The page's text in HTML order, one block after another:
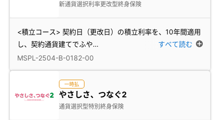
新通貨選択利率更改型終身保険
<積立コース> 契約日（更改日）の積立利率を、10年間適用
し、契約通貨建てでふや…
すべて読む
MSPL-2504-B-0182-00
一時払
やさしさ、つなぐ2
通貨選択型特別終身保険